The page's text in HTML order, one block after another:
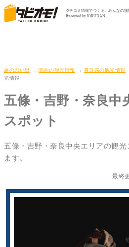
旅の思い出 → 関西の観光情報 → 奈良県の観光情報
光情報
五條・吉野・奈良中
スポット
五條・吉野・奈良中央エリアの観光
ます。
最終